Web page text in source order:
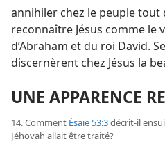
annihiler chez le peuple tout
reconnaître Jésus comme le
d’Abraham et du roi David.
discernèrent chez Jésus la
UNE APPARENCE
14. Comment Ésaïe 53:3décrit-​il
Jéhovah allait être traité?